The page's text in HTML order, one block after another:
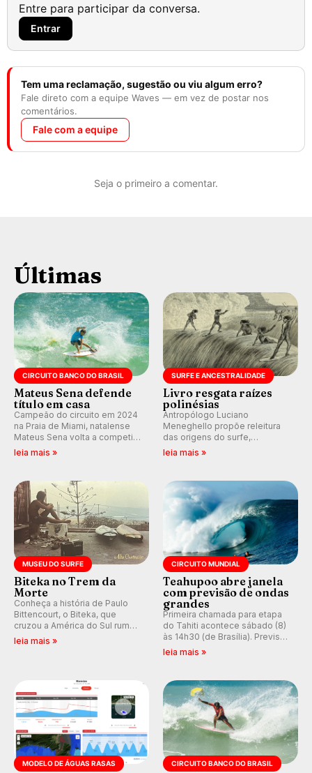
Entre para participar da conversa.
Entrar
Tem uma reclamação, sugestão ou viu algum erro?
Fale direto com a equipe Waves — em vez de postar nos
comentários.
Fale com a equipe
Seja o primeiro a comentar.
Últimas
CIRCUITO BANCO DO BRASIL
Mateus Sena defende
título em casa
Campeão do circuito em 2024
na Praia de Miami, natalense
Mateus Sena volta a competir
em casa em busca de manter a
leia mais »
SURFE E ANCESTRALIDADE
Livro resgata raízes
polinésias
Antropólogo Luciano
Meneghello propõe releitura
das origens do surfe,
resgatando a cultura polinésia
prática em esporte e indústria.
leia mais »
MUSEU DO SURFE
Biteka no Trem da
Morte
Conheça a história de Paulo
Bittencourt, o Biteka, que
cruzou a América do Sul rumo
ao Pacífico em uma jornada
leia mais »
CIRCUITO MUNDIAL
Teahupoo abre janela
com previsão de ondas
grandes
Primeira chamada para etapa
do Tahiti acontece sábado (8)
às 14h30 (de Brasília). Previsão
indica swell consistente.
Kelly Slater convidado.
leia mais »
MODELO DE ÁGUAS RASAS CIRCUITO BANCO DO BRASIL